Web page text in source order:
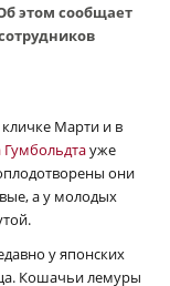
этом сообщает
Марти и в
Гумбольдтауже
они
а у молодых
у японских
Кошачьи лемуры